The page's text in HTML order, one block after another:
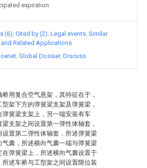
用复合空气悬架，其特征在于，
架下方的弹簧梁支架及弹簧梁，
弹簧梁支架上，另一端安装有车
支架之间设置第一弹性体轴套，
设置第二弹性体轴套，所述弹簧梁
囊，所述横向气囊一端与弹簧梁
弹簧梁上，所述横向气囊设置于
述车桥与工型架之间设置限位装
expiration
(6) Cited by (2) Legal events Similar
and Related Applications
Global Dossier Discuss